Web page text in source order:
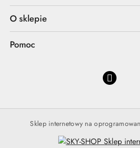
O sklepie
Pomoc
Sklep internetowy na